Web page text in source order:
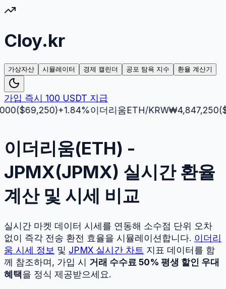
Cloy.kr
가상자산 시뮬레이터 경제 캘린더 공포 탐욕 지수 환율 계산기
가입 즉시 100 USDT 지급
69,250)+1.84%이더리움ETH/KRW₩4,847,250($
이더리움(ETH) -
JPMX(JPMX) 실시간 환율
계산 및 시세 비교
실시간 마켓 데이터 시세를 연동해 소수점 단위 오차
없이 즉각 전송 환전 효율을 시뮬레이션합니다. 이더리
움 시세 정보 및 JPMX 실시간 차트 지표 데이터를 함
께 참조하며, 가입 시 거래 수수료 50% 평생 할인 우대
혜택을 정식 제공받으세요.